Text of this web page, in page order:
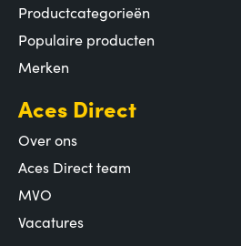
Productcategorieën
Populaire producten
Merken
Aces Direct
Over ons
Aces Direct team
MVO
Vacatures